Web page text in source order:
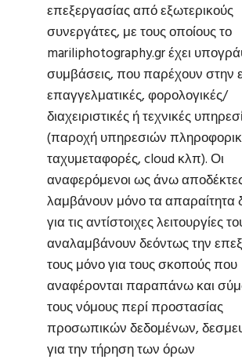
επεξεργασίας από εξωτερικούς
συνεργάτες, με τους οποίους το
mariliphotography.gr έχει
συμβάσεις, που παρέχουν στην
επαγγελματικές, φορολογικές/
διαχειριστικές ή τεχνικές
(παροχή υπηρεσιών
ταχυμεταφορές, cloud κλπ). Οι
αναφερόμενοι ως άνω
λαμβάνουν μόνο τα απαραίτητα
για τις αντίστοιχες λειτουργίες
αναλαμβάνουν δεόντως την
τους μόνο για τους σκοπούς που
αναφέρονται παραπάνω και
τους νόμους περί προστασίας
προσωπικών δεδομένων,
για την τήρηση των όρων